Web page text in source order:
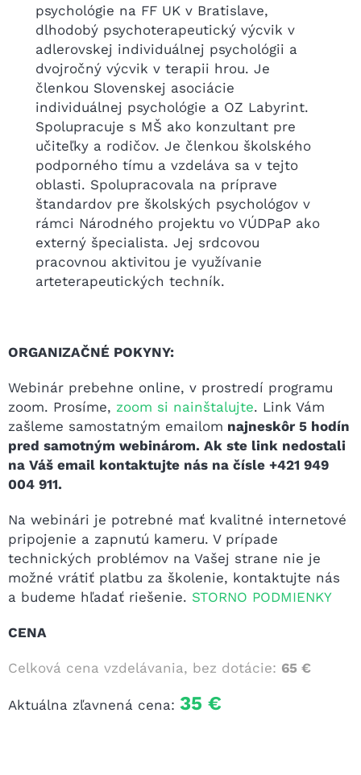
psychológie na FF UK v Bratislave,
dlhodobý psychoterapeutický výcvik v
adlerovskej individuálnej psychológii a
dvojročný výcvik v terapii hrou. Je
členkou Slovenskej asociácie
individuálnej psychológie a OZ Labyrint.
Spolupracuje s MŠ ako konzultant pre
učiteľky a rodičov. Je členkou školského
podporného tímu a vzdeláva sa v tejto
oblasti. Spolupracovala na príprave
štandardov pre školských psychológov v
rámci Národného projektu vo VÚDPaP ako
externý špecialista. Jej srdcovou
pracovnou aktivitou je využívanie
arteterapeutických techník.
ORGANIZAČNÉ POKYNY:
Webinár prebehne online, v prostredí programu
zoom. Prosíme, zoom si nainštalujte. Link Vám
zašleme samostatným emailom najneskôr 5 hodín
pred samotným webinárom. Ak ste link nedostali
na Váš email kontaktujte nás na čísle +421 949
004 911.
Na webinári je potrebné mať kvalitné internetové
pripojenie a zapnutú kameru. V prípade
technických problémov na Vašej strane nie je
možné vrátiť platbu za školenie, kontaktujte nás
a budeme hľadať riešenie. STORNO PODMIENKY
CENA
Celková cena vzdelávania, bez dotácie: 65 €
Aktuálna zľavnená cena: 35 €